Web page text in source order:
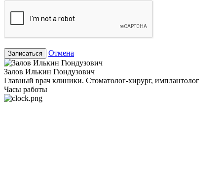
Записаться Отмена
Залов Илькин Гюндузович
Главный врач клиники. Стоматолог-хирург, имплантолог
Часы работы